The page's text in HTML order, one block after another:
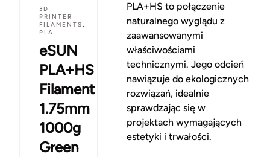
3D
PRINTER
FILAMENTS,
PLA
eSUN
PLA+HS
Filament
1.75mm
1000g
Green
PLA+HS to połączenie
naturalnego wyglądu z
zaawansowanymi
właściwościami
technicznymi. Jego odcień
nawiązuje do ekologicznych
rozwiązań, idealnie
sprawdzając się w
projektach wymagających
estetyki i trwałości.